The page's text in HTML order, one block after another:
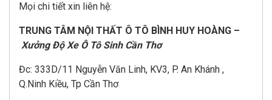
Mọi chi tiết xin liên hệ:
TRUNG TÂM NỘI THẤT Ô TÔ BÌNH HUY HOÀNG –
Xưởng Độ Xe Ô Tô Sinh Cần Thơ
Đc: 333D/11 Nguyễn Văn Linh, KV3, P. An Khánh ,
Q.Ninh Kiều, Tp Cần Thơ